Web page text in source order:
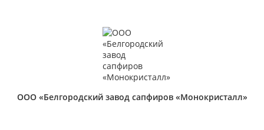
ООО «Белгородский завод сапфиров «Монокристалл»